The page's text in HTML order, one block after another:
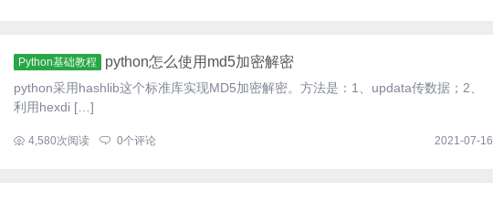
Python基础教程 python怎么使用md5加密解密
python采用hashlib这个标准库实现MD5加密解密。方法是：1、updata传数据；2、
利用hexdi […]
... 4,580次阅读 0个评论 2021-07-16